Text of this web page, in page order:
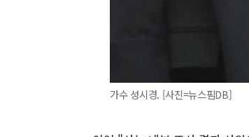
가수 성시경. [사진=뉴스핌DB]